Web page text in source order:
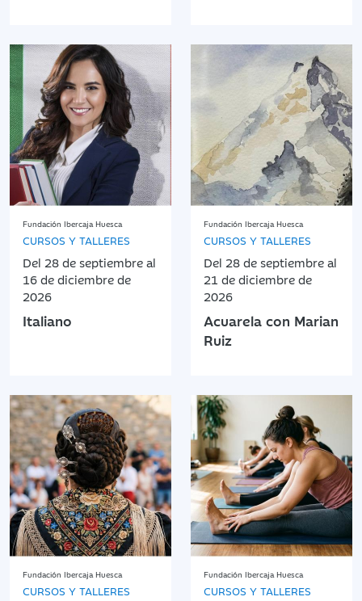
Fundación Ibercaja Huesca
CURSOS Y TALLERES
Del 28 de septiembre al
16 de diciembre de
2026
Italiano
Fundación Ibercaja Huesca
CURSOS Y TALLERES
Del 28 de septiembre al
21 de diciembre de
2026
Acuarela con Marian
Ruiz
Fundación Ibercaja Huesca
CURSOS Y TALLERES
Fundación Ibercaja Huesca
CURSOS Y TALLERES